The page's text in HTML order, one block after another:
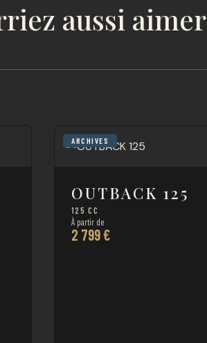
aussi aimer
ARCHIVES
OUTBACK 125
125 CC
À partir de
2 799 €